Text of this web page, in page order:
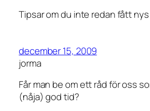
Tipsar om du inte redan fått
december 15, 2009
jorma
Får man be om ett råd för oss
(nåja) god tid?